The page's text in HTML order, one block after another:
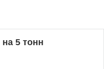
на 5 тонн